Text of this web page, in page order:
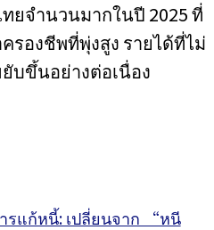
ยจำนวนมากในปี 2025 ที่
รองชีพที่พุ่งสูง รายได้ที่ไม่
บขึ้นอย่างต่อเนื่อง
รแก้หนี้: เปลี่ยนจาก “หนี